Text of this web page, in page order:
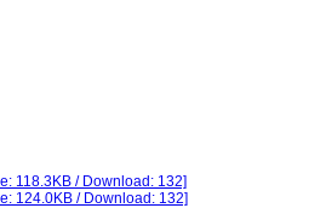
118.3KB / Download: 132]
124.0KB / Download: 132]